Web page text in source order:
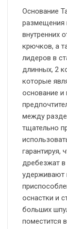
Основание
размещения
внутренних
крючков, а
лидеров в
длинных, 2
которые
основание и
между
тщательно
гарантируя,
дребезжат в
удерживают
оснастки и
больших
поместится